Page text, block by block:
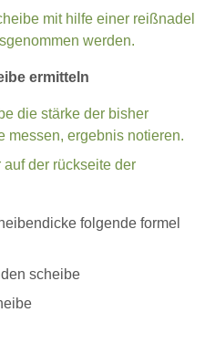
mit hilfe einer reißnadel
werden.
ermitteln
die stärke der bisher
messen, ergebnis notieren.
der rückseite der
folgende formel
scheibe